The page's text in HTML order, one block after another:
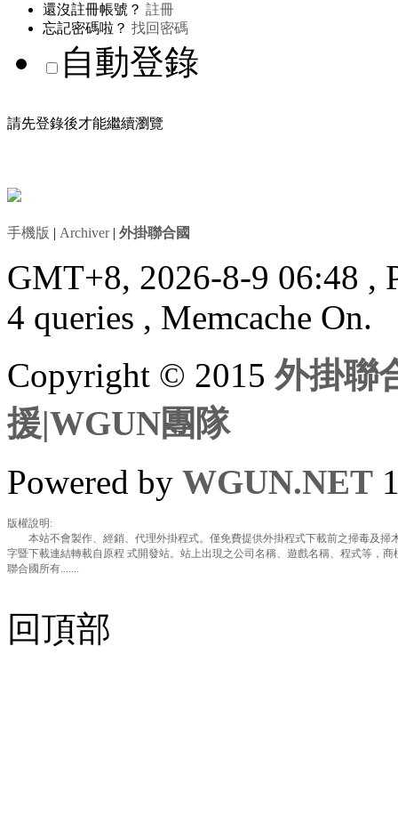
還沒註冊帳號？ 註冊
忘記密碼啦？ 找回密碼
自動登錄
請先登錄後才能繼續瀏覽
手機版 | Archiver| 外掛聯合國
GMT+8, 2026-8-9 06:48 ,
4 queries , Memcache On.
Copyright © 2015外掛聯
援|WGUN團隊
Powered by WGUN.NET
版權說明:
本站不會製作、經銷、代理外掛程式。僅免費提供外掛程式下載前之掃毒及掃
字暨下載連結轉載自原程 式開發站。站上出現之公司名稱、遊戲名稱、程式等，
聯合國所有.......
回頂部